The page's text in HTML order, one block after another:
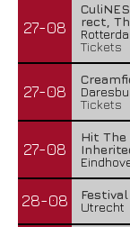
27-08
rect,
Tickets
27-08
Tickets
27-08
Hit The
28-08
Utrecht